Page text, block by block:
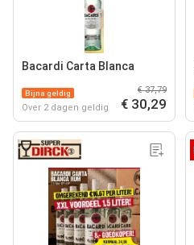
Bacardi Carta Blanca
Bijna geldig
Over 2 dagen geldig
€ 37,79
€ 30,29